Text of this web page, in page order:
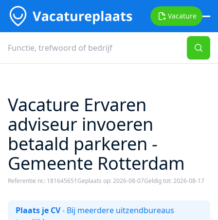
Vacature
Vacature Ervaren
adviseur invoeren
betaald parkeren -
Gemeente Rotterdam
Referentie nr.: 181645651Geplaats op: 2026-08-07Geldig tot: 2026-08-17
Plaats je CV- Bij meerdere uitzendbureaus